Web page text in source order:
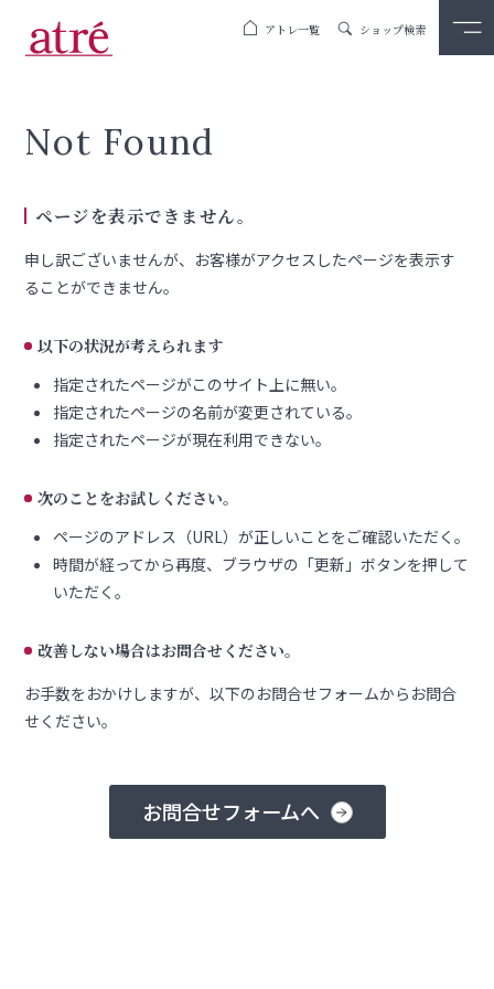
アトレ一覧 ショップ検索
Not Found
ページを表示できません。
申し訳ございませんが、お客様がアクセスしたページを表示す
ることができません。
以下の状況が考えられます
指定されたページがこのサイト上に無い。
指定されたページの名前が変更されている。
指定されたページが現在利用できない。
次のことをお試しください。
ページのアドレス（URL）が正しいことをご確認いただく。
時間が経ってから再度、ブラウザの「更新」ボタンを押して
いただく。
改善しない場合はお問合せください。
お手数をおかけしますが、以下のお問合せフォームからお問合
せください。
お問合せフォームへ